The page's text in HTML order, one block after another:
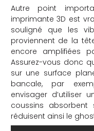
Autre point
imprimante 3D est
souligné que les
proviennent de la
encore amplifiées
Assurez-vous donc
sur une surface
bancale, par
envisager d’utiliser
coussins absorbent
réduisent ainsi le